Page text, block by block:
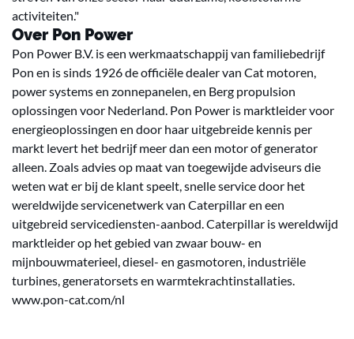
activiteiten."
Over Pon Power
Pon Power B.V. is een werkmaatschappij van familiebedrijf
Pon en is sinds 1926 de officiële dealer van Cat motoren,
power systems en zonnepanelen, en Berg propulsion
oplossingen voor Nederland. Pon Power is marktleider voor
energieoplossingen en door haar uitgebreide kennis per
markt levert het bedrijf meer dan een motor of generator
alleen. Zoals advies op maat van toegewijde adviseurs die
weten wat er bij de klant speelt, snelle service door het
wereldwijde servicenetwerk van Caterpillar en een
uitgebreid servicediensten-aanbod. Caterpillar is wereldwijd
marktleider op het gebied van zwaar bouw- en
mijnbouwmaterieel, diesel- en gasmotoren, industriële
turbines, generatorsets en warmtekrachtinstallaties.
www.pon-cat.com/nl